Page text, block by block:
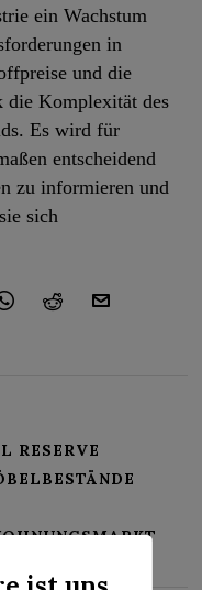
ein Wachstum
in
und die
die Komplexität des
Es wird für
entscheidend
zu informieren und
sich
RESERVE